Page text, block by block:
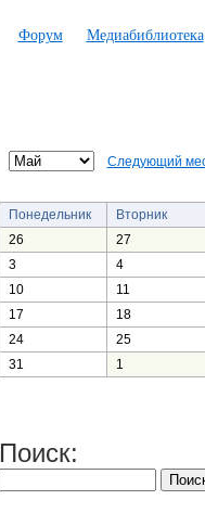
Форум Медиабиблиотека
Следующий
Понедельник
Вторник
26
27
3
4
10
11
17
18
24
25
31
1
Поиск: